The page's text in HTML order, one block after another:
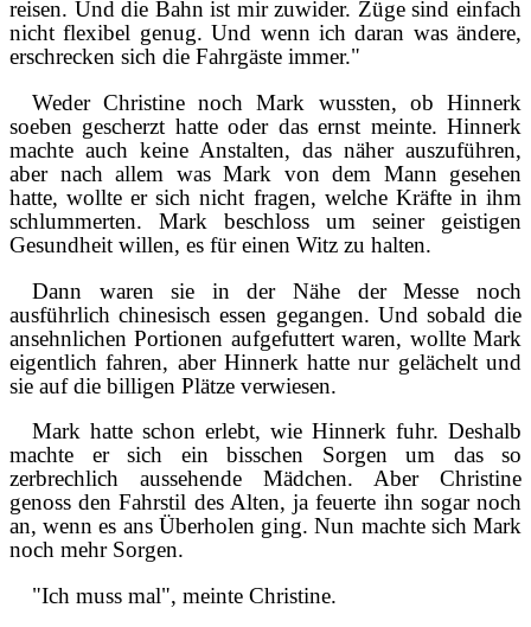
reisen. Und die Bahn ist mir zuwider. Züge sind einfach
nicht flexibel genug. Und wenn ich daran was ändere,
erschrecken sich die Fahrgäste immer."
Weder Christine noch Mark wussten, ob Hinnerk
soeben gescherzt hatte oder das ernst meinte. Hinnerk
machte auch keine Anstalten, das näher auszuführen,
aber nach allem was Mark von dem Mann gesehen
hatte, wollte er sich nicht fragen, welche Kräfte in ihm
schlummerten. Mark beschloss um seiner geistigen
Gesundheit willen, es für einen Witz zu halten.
Dann waren sie in der Nähe der Messe noch
ausführlich chinesisch essen gegangen. Und sobald die
ansehnlichen Portionen aufgefuttert waren, wollte Mark
eigentlich fahren, aber Hinnerk hatte nur gelächelt und
sie auf die billigen Plätze verwiesen.
Mark hatte schon erlebt, wie Hinnerk fuhr. Deshalb
machte er sich ein bisschen Sorgen um das so
zerbrechlich aussehende Mädchen. Aber Christine
genoss den Fahrstil des Alten, ja feuerte ihn sogar noch
an, wenn es ans Überholen ging. Nun machte sich Mark
noch mehr Sorgen.
"Ich muss mal", meinte Christine.